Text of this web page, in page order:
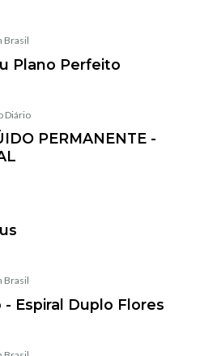
Brasil
Plano Perfeito
Diário
PERMANENTE -
Brasil
Espiral Duplo Flores